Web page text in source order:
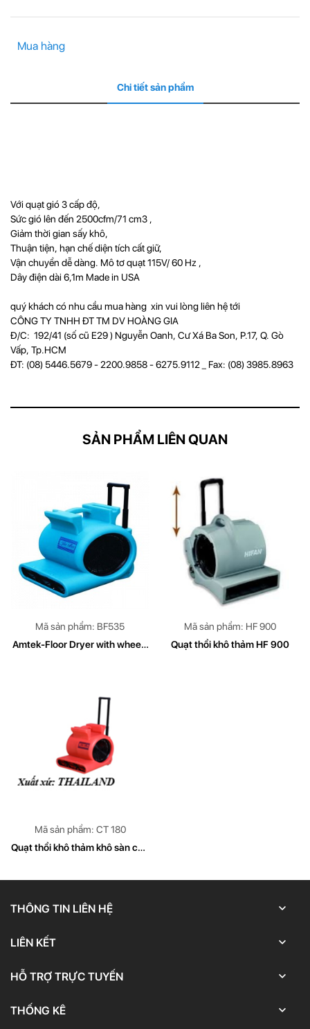
Mua hàng
Chi tiết sản phẩm
Với quạt gió 3 cấp độ,
Sức gió lên đến 2500cfm/71 cm3 ,
Giảm thời gian sấy khô,
Thuận tiện, hạn chế diện tích cất giữ,
Vận chuyển dễ dàng. Mô tơ quạt 115V/ 60 Hz ,
Dây điện dài 6,1m Made in USA
quý khách có nhu cầu mua hàng xin vui lòng liên hệ tới
CÔNG TY TNHH ĐT TM DV HOÀNG GIA
Đ/C: 192/41 (số cũ E29 ) Nguyễn Oanh, Cư Xá Ba Son, P.17, Q. Gò
Vấp, Tp.HCM
ĐT: (08) 5446.5679 - 2200.9858 - 6275.9112 _ Fax: (08) 3985.8963
SẢN PHẨM LIÊN QUAN
Mã sản phẩm: BF535
Amtek-Floor Dryer with wheels
Mã sản phẩm: HF 900
Quạt thổi khô thảm HF 900
Mã sản phẩm: CT 180
Quạt thổi khô thảm khô sàn con
THÔNG TIN LIÊN HỆ
LIÊN KẾT
HỖ TRỢ TRỰC TUYẾN
THỐNG KÊ